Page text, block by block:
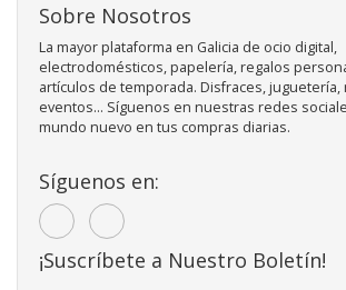
Sobre Nosotros
La mayor plataforma en Galicia de ocio digital,
electrodomésticos, papelería, regalos
artículos de temporada. Disfraces,
eventos... Síguenos en nuestras redes
mundo nuevo en tus compras diarias.
Síguenos en:
¡Suscríbete a Nuestro Boletín!